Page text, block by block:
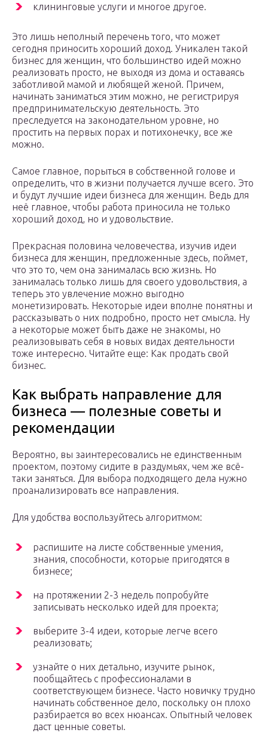
клининговые услуги и многое другое.
Это лишь неполный перечень того, что может
сегодня приносить хороший доход. Уникален такой
бизнес для женщин, что большинство идей можно
реализовать просто, не выходя из дома и оставаясь
заботливой мамой и любящей женой. Причем,
начинать заниматься этим можно, не регистрируя
предпринимательскую деятельность. Это
преследуется на законодательном уровне, но
простить на первых порах и потихонечку, все же
можно.
Самое главное, порыться в собственной голове и
определить, что в жизни получается лучше всего. Это
и будут лучшие идеи бизнеса для женщин. Ведь для
неё главное, чтобы работа приносила не только
хороший доход, но и удовольствие.
Прекрасная половина человечества, изучив идеи
бизнеса для женщин, предложенные здесь, поймет,
что это то, чем она занималась всю жизнь. Но
занималась только лишь для своего удовольствия, а
теперь это увлечение можно выгодно
монетизировать. Некоторые идеи вполне понятны и
рассказывать о них подробно, просто нет смысла. Ну
а некоторые может быть даже не знакомы, но
реализовывать себя в новых видах деятельности
тоже интересно. Читайте еще: Как продать свой
бизнес.
Как выбрать направление для
бизнеса — полезные советы и
рекомендации
Вероятно, вы заинтересовались не единственным
проектом, поэтому сидите в раздумьях, чем же всё-
таки заняться. Для выбора подходящего дела нужно
проанализировать все направления.
Для удобства воспользуйтесь алгоритмом:
распишите на листе собственные умения,
знания, способности, которые пригодятся в
бизнесе;
на протяжении 2-3 недель попробуйте
записывать несколько идей для проекта;
выберите 3-4 идеи, которые легче всего
реализовать;
узнайте о них детально, изучите рынок,
пообщайтесь с профессионалами в
соответствующем бизнесе. Часто новичку трудно
начинать собственное дело, поскольку он плохо
разбирается во всех нюансах. Опытный человек
даст ценные советы.